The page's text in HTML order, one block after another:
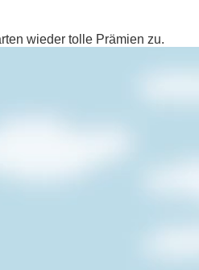
wieder tolle Prämien zu.